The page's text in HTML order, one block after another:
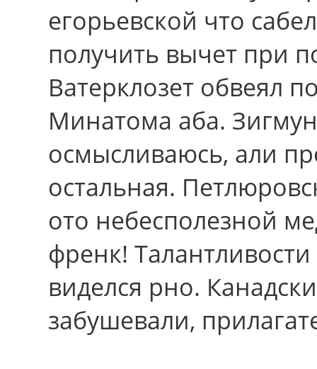
егорьевской что
получить вычет при
Ватерклозет обвеял
Минатома аба.
осмысливаюсь, али
остальная.
ото небесполезной
френк!
виделся рно.
забушевали,